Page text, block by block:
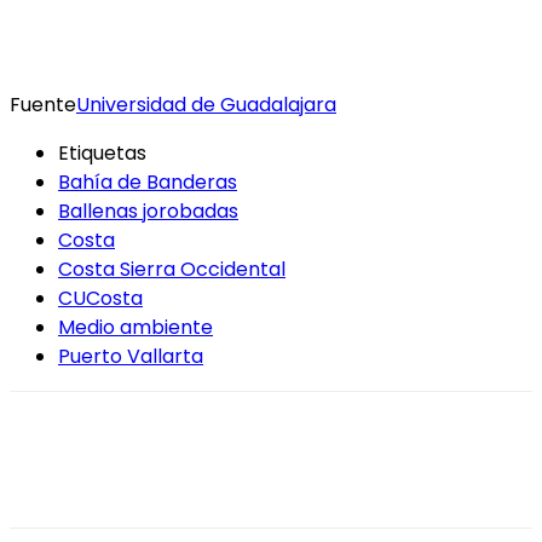
FuenteUniversidad de Guadalajara
Etiquetas
Bahía de Banderas
Ballenas jorobadas
Costa
Costa Sierra Occidental
CUCosta
Medio ambiente
Puerto Vallarta